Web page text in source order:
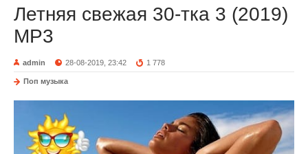
Летняя свежая 30-тка 3 (2019)
MP3
admin 28-08-2019, 23:42 1 778
Поп музыка